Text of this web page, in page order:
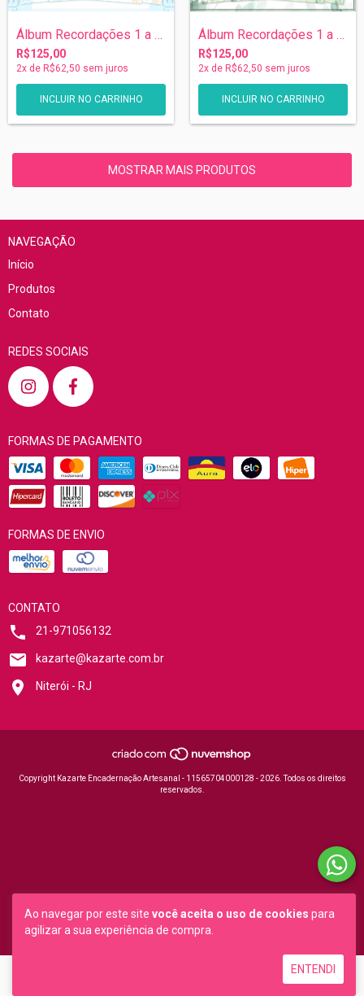
Ao navegar por este site você aceita o uso de cookies para
agilizar a sua experiência de compra.
ENTENDI
Álbum Recordações 1 a 5 anos - Nuvem
R$125,00
2x de R$62,50 sem juros
Álbum Recordações 1 a 5 anos - Elefante
R$125,00
2x de R$62,50 sem juros
MOSTRAR MAIS PRODUTOS
NAVEGAÇÃO
Início
Produtos
Contato
REDES SOCIAIS
FORMAS DE PAGAMENTO
FORMAS DE ENVIO
CONTATO
21-971056132
kazarte@kazarte.com.br
Niterói - RJ
Copyright Kazarte Encadernação Artesanal - 11565704000128 - 2026. Todos os direitos
reservados.